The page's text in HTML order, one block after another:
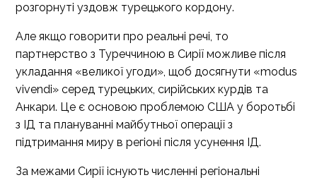
розгорнуті уздовж турецького кордону.
Але якщо говорити про реальні речі, то
партнерство з Туреччиною в Сирії можливе після
укладання «великої угоди», щоб досягнути «modus
vivendi» серед турецьких, сирійських курдів та
Анкари. Це є основою проблемою США у боротьбі
з ІД та плануванні майбутньої операції з
підтримання миру в регіоні після усунення ІД.
За межами Сирії існують численні регіональні